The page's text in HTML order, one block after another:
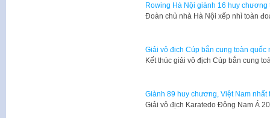
Rowing Hà Nội giành 16 huy chương
Đoàn chủ nhà Hà Nội xếp nhì toàn
Giải vô địch Cúp bắn cung toàn
Kết thúc giải vô địch Cúp bắn cung
Giành 89 huy chương, Việt Nam
Giải vô địch Karatedo Đông Nam Á